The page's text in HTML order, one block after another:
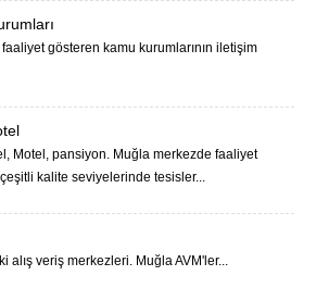
gösteren kamu kurumlarının iletişim
Motel, pansiyon. Muğla merkezde faaliyet
kalite seviyelerinde tesisler...
alış veriş merkezleri. Muğla AVM'ler...